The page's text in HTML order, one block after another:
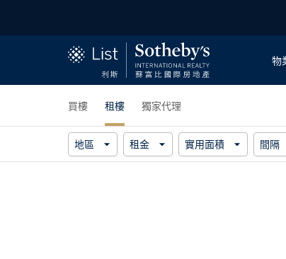
物
買樓 租樓 獨家代理
地區 租金 實用面積 間隔